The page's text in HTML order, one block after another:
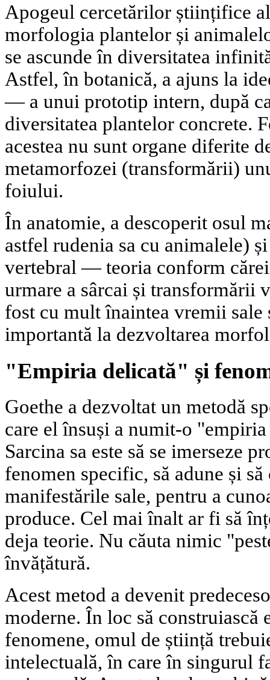
Apogeul cercetărilor științifice
morfologia plantelor și
se ascunde în diversitatea
Astfel, în botanică, a ajuns la
— a unui prototip intern, după
diversitatea plantelor concrete.
acestea nu sunt organe diferite
metamorfozei (transformării)
foiului.
În anatomie, a descoperit osul
astfel rudenia sa cu animalele)
vertebral — teoria conform
urmare a sârcai și transformării
fost cu mult înaintea vremii
importantă la dezvoltarea
"Empiria delicată" și
Goethe a dezvoltat un metodă
care el însuși a numit-o
Sarcina sa este să se imerseze
fenomen specific, să adune și
manifestările sale, pentru a
produce. Cel mai înalt ar fi să
deja teorie. Nu căuta nimic
învățătură.
Acest metod a devenit
moderne. În loc să construiască
fenomene, omul de știință
intelectuală, în care în singurul